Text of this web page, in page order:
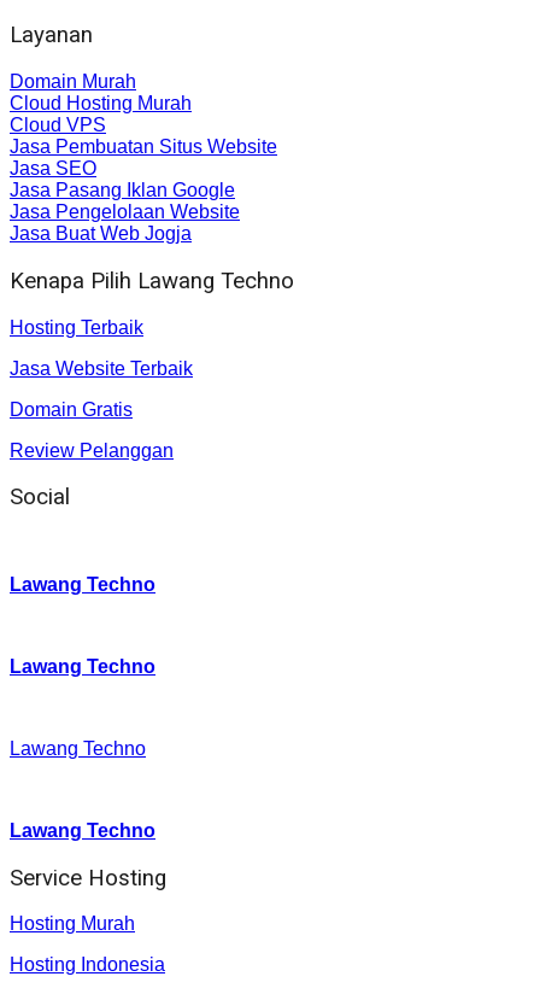
Layanan
Domain Murah
Cloud Hosting Murah
Cloud VPS
Jasa Pembuatan Situs Website
Jasa SEO
Jasa Pasang Iklan Google
Jasa Pengelolaan Website
Jasa Buat Web Jogja
Kenapa Pilih Lawang Techno
Hosting Terbaik
Jasa Website Terbaik
Domain Gratis
Review Pelanggan
Social
Lawang Techno
Lawang Techno
Lawang Techno
Lawang Techno
Service Hosting
Hosting Murah
Hosting Indonesia